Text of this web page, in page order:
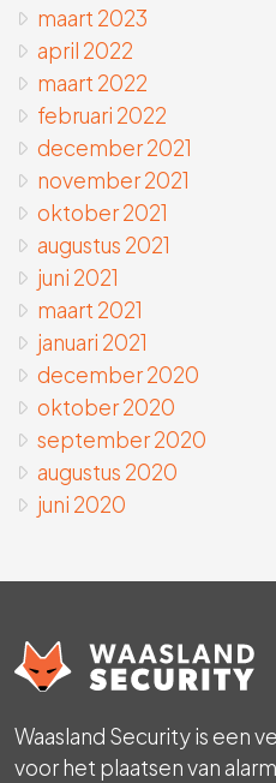
maart 2023
april 2022
maart 2022
februari 2022
december 2021
november 2021
oktober 2021
augustus 2021
juni 2021
maart 2021
januari 2021
december 2020
oktober 2020
september 2020
augustus 2020
juni 2020
Waasland Security is een
voor het plaatsen van